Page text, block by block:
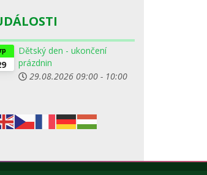
Dětský den - ukončení
prázdnin
29.08.2026 09:00 - 10:00